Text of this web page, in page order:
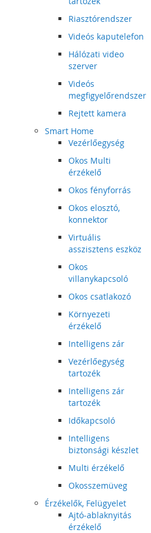
Riasztórendszer
Videós kaputelefon
Hálózati video
szerver
Videós
megfigyelőrendszer
Rejtett kamera
Smart Home
Vezérlőegység
Okos Multi
érzékelő
Okos fényforrás
Okos elosztó,
konnektor
Virtuális
asszisztens eszköz
Okos
villanykapcsoló
Okos csatlakozó
Környezeti
érzékelő
Intelligens zár
Vezérlőegység
tartozék
Intelligens zár
tartozék
Időkapcsoló
Intelligens
biztonsági készlet
Multi érzékelő
Okosszemüveg
Érzékelők, Felügyelet
Ajtó-ablaknyitás
érzékelő